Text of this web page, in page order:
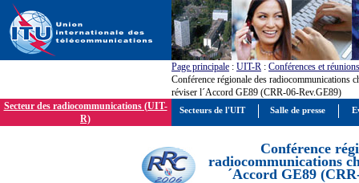
Page principale : UIT-R : Conférences et réunions
Conférence régionale des radiocommunications
réviser l´Accord GE89 (CRR-06-Rev.GE89)
Secteur des radiocommunications (UIT-
R)
Conférence
radiocommunications
´Accord GE89
Secteurs de l'UIT Salle de presse